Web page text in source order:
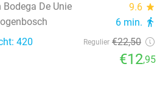
Bodega De Unie
9.6 star
6 min. directions_walk
420 Regulier €22,50
€12,95